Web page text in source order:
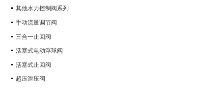
其他水力控制阀系列
手动流量调节阀
三合一止回阀
活塞式电动浮球阀
活塞式止回阀
超压泄压阀